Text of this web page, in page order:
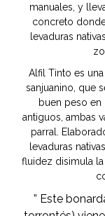
manuales, y
concreto
levaduras
Alfil Tinto es
sanjuanino, que
buen peso en
antiguos, ambas
parral.
levaduras
fluidez disimula
” Este